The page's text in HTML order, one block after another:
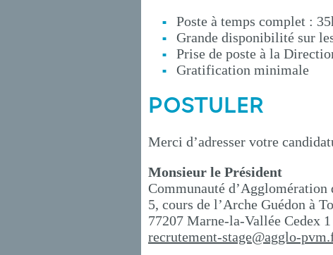
Poste à temps complet :
Grande disponibilité sur
Prise de poste à la
Gratification minimale
POSTULER
Merci d’adresser votre
Monsieur le Président
Communauté
5, cours de l’Arche Guédon à
77207 Marne-la-Vallée Cedex 1
recrutement-stage@agglo-